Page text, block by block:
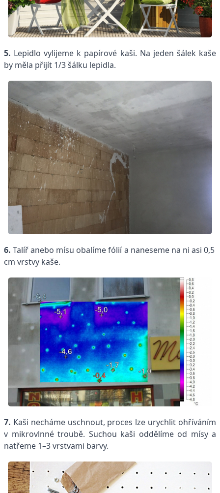
5. Lepidlo vylijeme k papírové kaši. Na jeden šálek kaše
by měla přijít 1/3 šálku lepidla.
6. Talíř anebo mísu obalíme fólií a naneseme na ni asi 0,5
cm vrstvy kaše.
7. Kaši necháme uschnout, proces lze urychlit ohříváním
v mikrovlnné troubě. Suchou kaši oddělíme od mísy a
natřeme 1–3 vrstvami barvy.